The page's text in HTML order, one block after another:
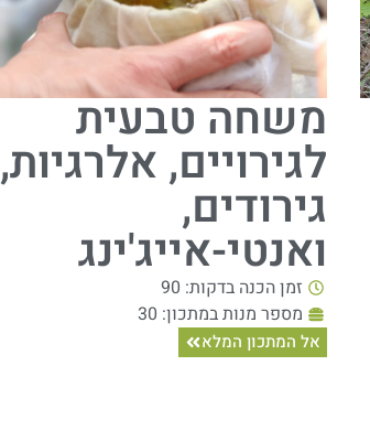
משחה טבעית
לגירויים, אלרגיות,
גירודים,
ואנטי-אייג'ינג
זמן הכנה בדקות: 90
מספר מנות במתכון: 30
אל המתכון המלא